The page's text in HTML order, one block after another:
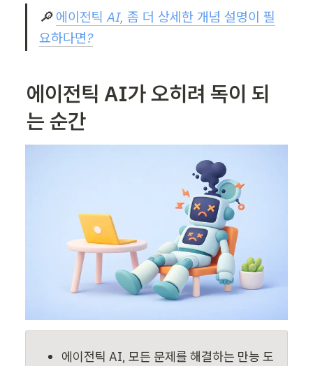
🔎 에이전틱 AI, 좀 더 상세한 개념 설명이 필
요하다면?
에이전틱 AI가 오히려 독이 되
는 순간
에이전틱 AI, 모든 문제를 해결하는 만능 도